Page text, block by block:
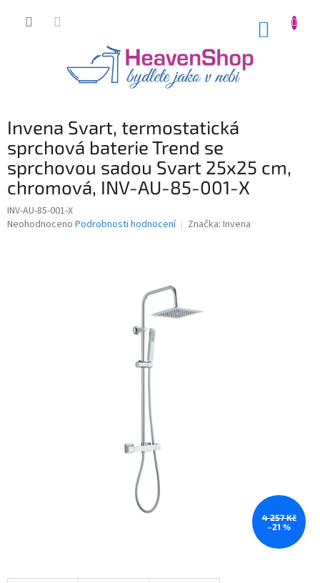
Invena Svart, termostatická
sprchová baterie Trend se
sprchovou sadou Svart 25x25 cm,
chromová, INV-AU-85-001-X
INV-AU-85-001-X
Průměrné
Neohodnoceno Podrobnosti hodnocení Značka: Invena
4 257 Kč
–21 %